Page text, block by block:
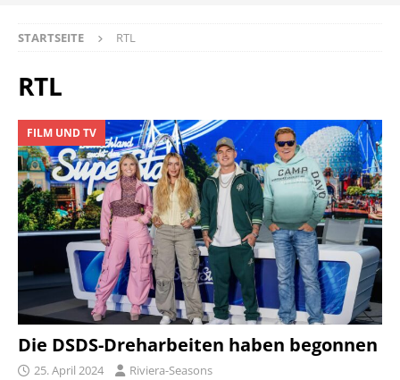
STARTSEITE RTL
RTL
FILM UND TV
Die DSDS-Dreharbeiten haben begonnen
25. April 2024 Riviera-Seasons